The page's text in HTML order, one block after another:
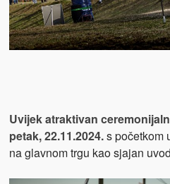
Uvijek atraktivan
petak, 22.11.2024.s početkom
na glavnom trgu kao sjajan